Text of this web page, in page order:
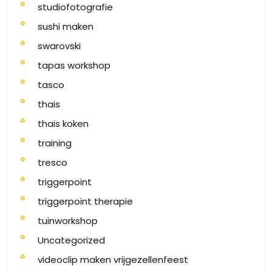
studiofotografie
sushi maken
swarovski
tapas workshop
tasco
thais
thais koken
training
tresco
triggerpoint
triggerpoint therapie
tuinworkshop
Uncategorized
videoclip maken vrijgezellenfeest